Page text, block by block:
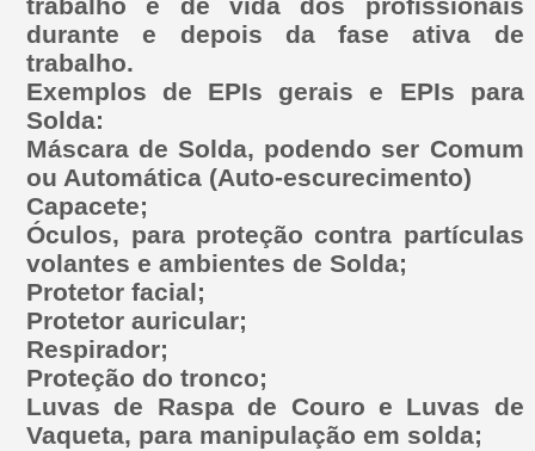
durante e depois da fase ativa de
trabalho.
Exemplos de EPIs gerais e EPIs para
Solda:
Máscara de Solda, podendo ser Comum
ou Automática (Auto-escurecimento)
Capacete;
Óculos, para proteção contra partículas
volantes e ambientes de Solda;
Protetor facial;
Protetor auricular;
Respirador;
Proteção do tronco;
Luvas de Raspa de Couro e Luvas de
Vaqueta, para manipulação em solda;